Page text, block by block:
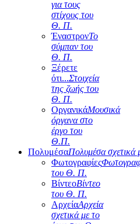
για τους
στίχους του
Θ. Π.
ΈναστρονΤο
σύμπαν του
Θ. Π.
Ξέρετε
ότι...Στοιχεία
της ζωής του
Θ. Π.
ΟργανικάΜουσικά
όργανα στο
έργο του
Θ.Π.
ΠολυμέσαΠολυμέσα
Φωτογραφίες
του Θ. Π.
ΒίντεοΒίντεο
του Θ. Π.
ΑρχείαΑρχεία
σχετικά με το